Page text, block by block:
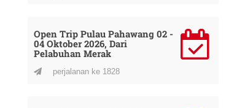
Open Trip Pulau Pahawang 02 -
04 Oktober 2026, Dari
Pelabuhan Merak
perjalanan ke 1828